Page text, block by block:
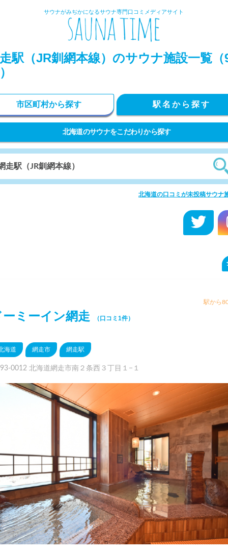
サウナがみぢかになるサウナ専門口コミメディアサイト
駅（JR釧網本線）のサウナ施設一覧（
市区町村から探す 駅名から探す
北海道のサウナをこだわりから探す
北海道の口コミが未投稿サウナ
駅から
ーミーイン網走 （口コミ1件）
海道 網走市 網走駅
0012 北海道網走市南２条西３丁目１−１